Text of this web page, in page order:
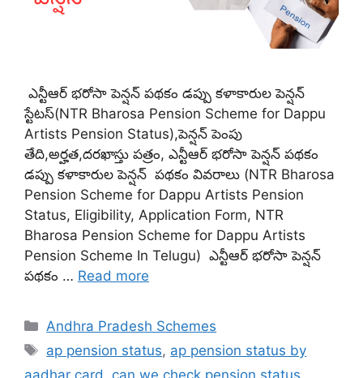
ఎన్టీఆర్ భరోసా పెన్షన్ పథకం డప్పు కళాకారుల పెన్షన్
స్టేటస్(NTR Bharosa Pension Scheme for Dappu
Artists Pension Status),పెన్షన్ పెంపు
తేది,అర్హత,దరఖాస్తు పత్రం, ఎన్టీఆర్ భరోసా పెన్షన్ పథకం
డప్పు కళాకారుల పెన్షన్ పథకం వివరాలు (NTR Bharosa
Pension Scheme for Dappu Artists Pension
Status, Eligibility, Application Form, NTR
Bharosa Pension Scheme for Dappu Artists
Pension Scheme In Telugu) ఎన్టీఆర్ భరోసా పెన్షన్
పథకం … Read more
Categories
Andhra Pradesh Schemes
Tags
ap pension status, ap pension status by
aadhar card , can we check pension status